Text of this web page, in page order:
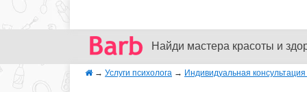
Найди мастера красоты и
→ Услуги психолога → Индивидуальная